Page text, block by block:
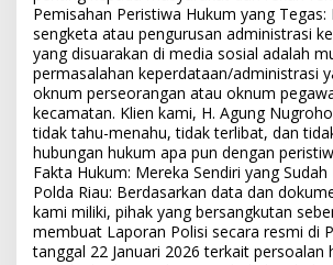
Pemisahan Peristiwa Hukum yang Tegas:
sengketa atau pengurusan administrasi
yang disuarakan di media sosial adalah
permasalahan keperdataan/administrasi
oknum perseorangan atau oknum
kecamatan. Klien kami, H. Agung
tidak tahu-menahu, tidak terlibat, dan
hubungan hukum apa pun dengan
Fakta Hukum: Mereka Sendiri yang
Polda Riau: Berdasarkan data dan
kami miliki, pihak yang bersangkutan
membuat Laporan Polisi secara resmi di
tanggal 22 Januari 2026 terkait persoalan